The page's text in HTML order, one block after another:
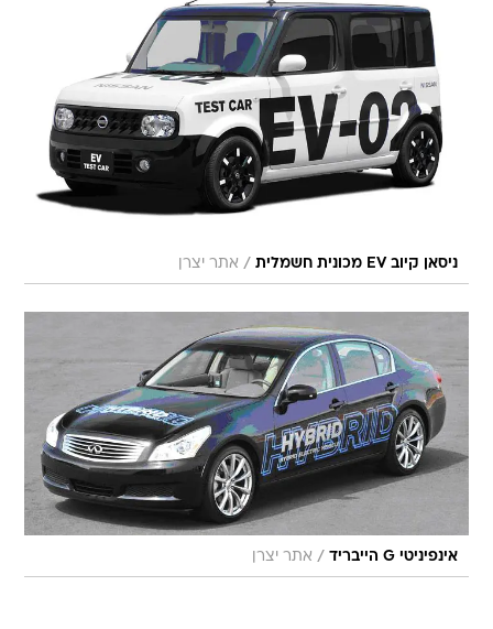
ניסאן קיוב EV מכונית חשמלית / אתר יצרן
אינפיניטי G הייבריד / אתר יצרן